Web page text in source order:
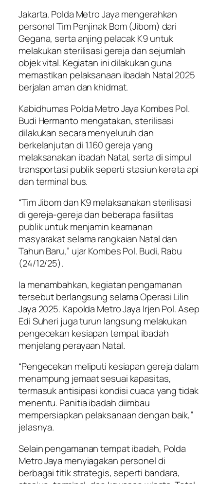
Jakarta. Polda Metro Jaya mengerahkan
personel Tim Penjinak Bom (Jibom) dari
Gegana, serta anjing pelacak K9 untuk
melakukan sterilisasi gereja dan sejumlah
objek vital. Kegiatan ini dilakukan guna
memastikan pelaksanaan ibadah Natal 2025
berjalan aman dan khidmat.
Kabidhumas Polda Metro Jaya Kombes Pol.
Budi Hermanto mengatakan, sterilisasi
dilakukan secara menyeluruh dan
berkelanjutan di 1.160 gereja yang
melaksanakan ibadah Natal, serta di simpul
transportasi publik seperti stasiun kereta api
dan terminal bus.
“Tim Jibom dan K9 melaksanakan sterilisasi
di gereja-gereja dan beberapa fasilitas
publik untuk menjamin keamanan
masyarakat selama rangkaian Natal dan
Tahun Baru,” ujar Kombes Pol. Budi, Rabu
(24/12/25).
Ia menambahkan, kegiatan pengamanan
tersebut berlangsung selama Operasi Lilin
Jaya 2025. Kapolda Metro Jaya Irjen Pol. Asep
Edi Suheri juga turun langsung melakukan
pengecekan kesiapan tempat ibadah
menjelang perayaan Natal.
“Pengecekan meliputi kesiapan gereja dalam
menampung jemaat sesuai kapasitas,
termasuk antisipasi kondisi cuaca yang tidak
menentu. Panitia ibadah diimbau
mempersiapkan pelaksanaan dengan baik,”
jelasnya.
Selain pengamanan tempat ibadah, Polda
Metro Jaya menyiagakan personel di
berbagai titik strategis, seperti bandara,